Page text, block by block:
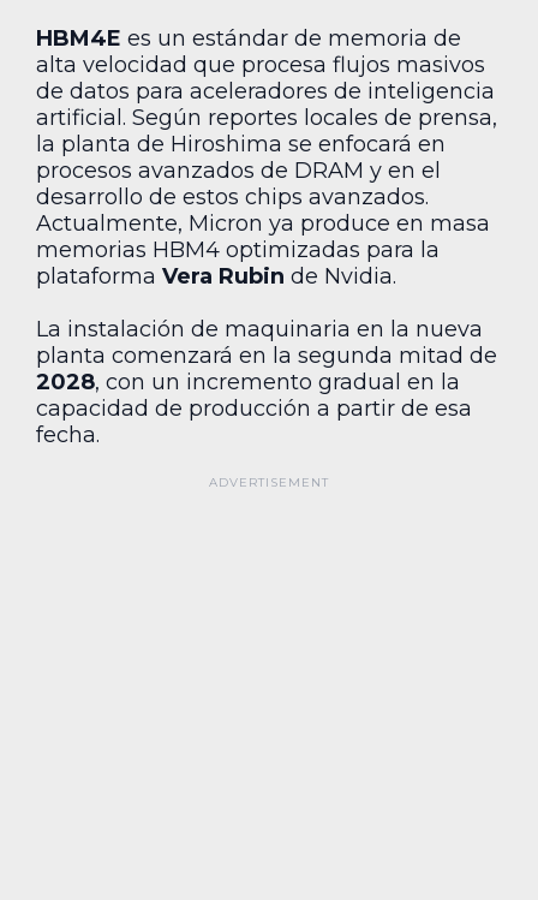
HBM4E es un estándar de memoria de
alta velocidad que procesa flujos masivos
de datos para aceleradores de inteligencia
artificial. Según reportes locales de prensa,
la planta de Hiroshima se enfocará en
procesos avanzados de DRAM y en el
desarrollo de estos chips avanzados.
Actualmente, Micron ya produce en masa
memorias HBM4 optimizadas para la
plataforma Vera Rubin de Nvidia.
La instalación de maquinaria en la nueva
planta comenzará en la segunda mitad de
2028, con un incremento gradual en la
capacidad de producción a partir de esa
fecha.